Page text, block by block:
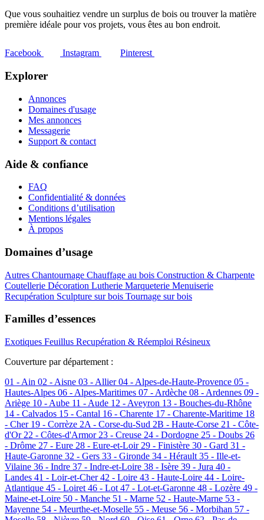
Que vous souhaitiez vendre un surplus de bois ou trouver la matière
première idéale pour vos projets, vous êtes au bon endroit.
Facebook Instagram Pinterest
Explorer
Annonces
Domaines d'usage
Mes annonces
Messagerie
Support & contact
Aide & confiance
FAQ
Confidentialité & données
Conditions d’utilisation
Mentions légales
À propos
Domaines d’usage
Autres Chantournage Chauffage au bois Construction & Charpente
Coutellerie Décoration Lutherie Marqueterie Menuiserie
Recupération Sculpture sur bois Tournage sur bois
Familles d’essences
Exotiques Feuillus Recupération & Réemploi Résineux
Couverture par département :
01 - Ain 02 - Aisne 03 - Allier04 - Alpes-de-Haute-Provence 05 -
Hautes-Alpes 06 - Alpes-Maritimes 07 - Ardèche 08 - Ardennes 09 -
Ariège 10 - Aube 11 - Aude 12 - Aveyron 13 - Bouches-du-Rhône
14 - Calvados 15 - Cantal 16 - Charente 17 - Charente-Maritime 18
- Cher 19 - Corrèze 2A - Corse-du-Sud 2B - Haute-Corse 21 - Côte-
d'Or 22 - Côtes-d'Armor 23 - Creuse 24 - Dordogne 25 - Doubs 26
- Drôme 27 - Eure 28 - Eure-et-Loir 29 - Finistère 30 - Gard 31 -
Haute-Garonne 32 - Gers 33 - Gironde 34 - Hérault 35 - Ille-et-
Vilaine 36 - Indre 37 - Indre-et-Loire 38 - Isère 39 - Jura 40 -
Landes 41 - Loir-et-Cher42 - Loire 43 - Haute-Loire 44 - Loire-
Atlantique 45 - Loiret 46 - Lot 47 - Lot-et-Garonne 48 - Lozère 49 -
Maine-et-Loire 50 - Manche 51 - Marne 52 - Haute-Marne 53 -
Mayenne 54 - Meurthe-et-Moselle 55 - Meuse 56 - Morbihan 57 -